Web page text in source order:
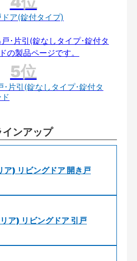
ア(錠付タイプ)
･片引(錠なしタイプ･錠付タ
ンアップ
) リビングドア 開き戸
ア) リビングドア 引戸